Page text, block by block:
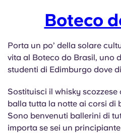
Boteco
Porta un po’ della solare
vita al Boteco do Brasil, uno
studenti di Edimburgo dove
Sostituisci il whisky
balla tutta la notte ai corsi di
Sono benvenuti ballerini di
importa se sei un